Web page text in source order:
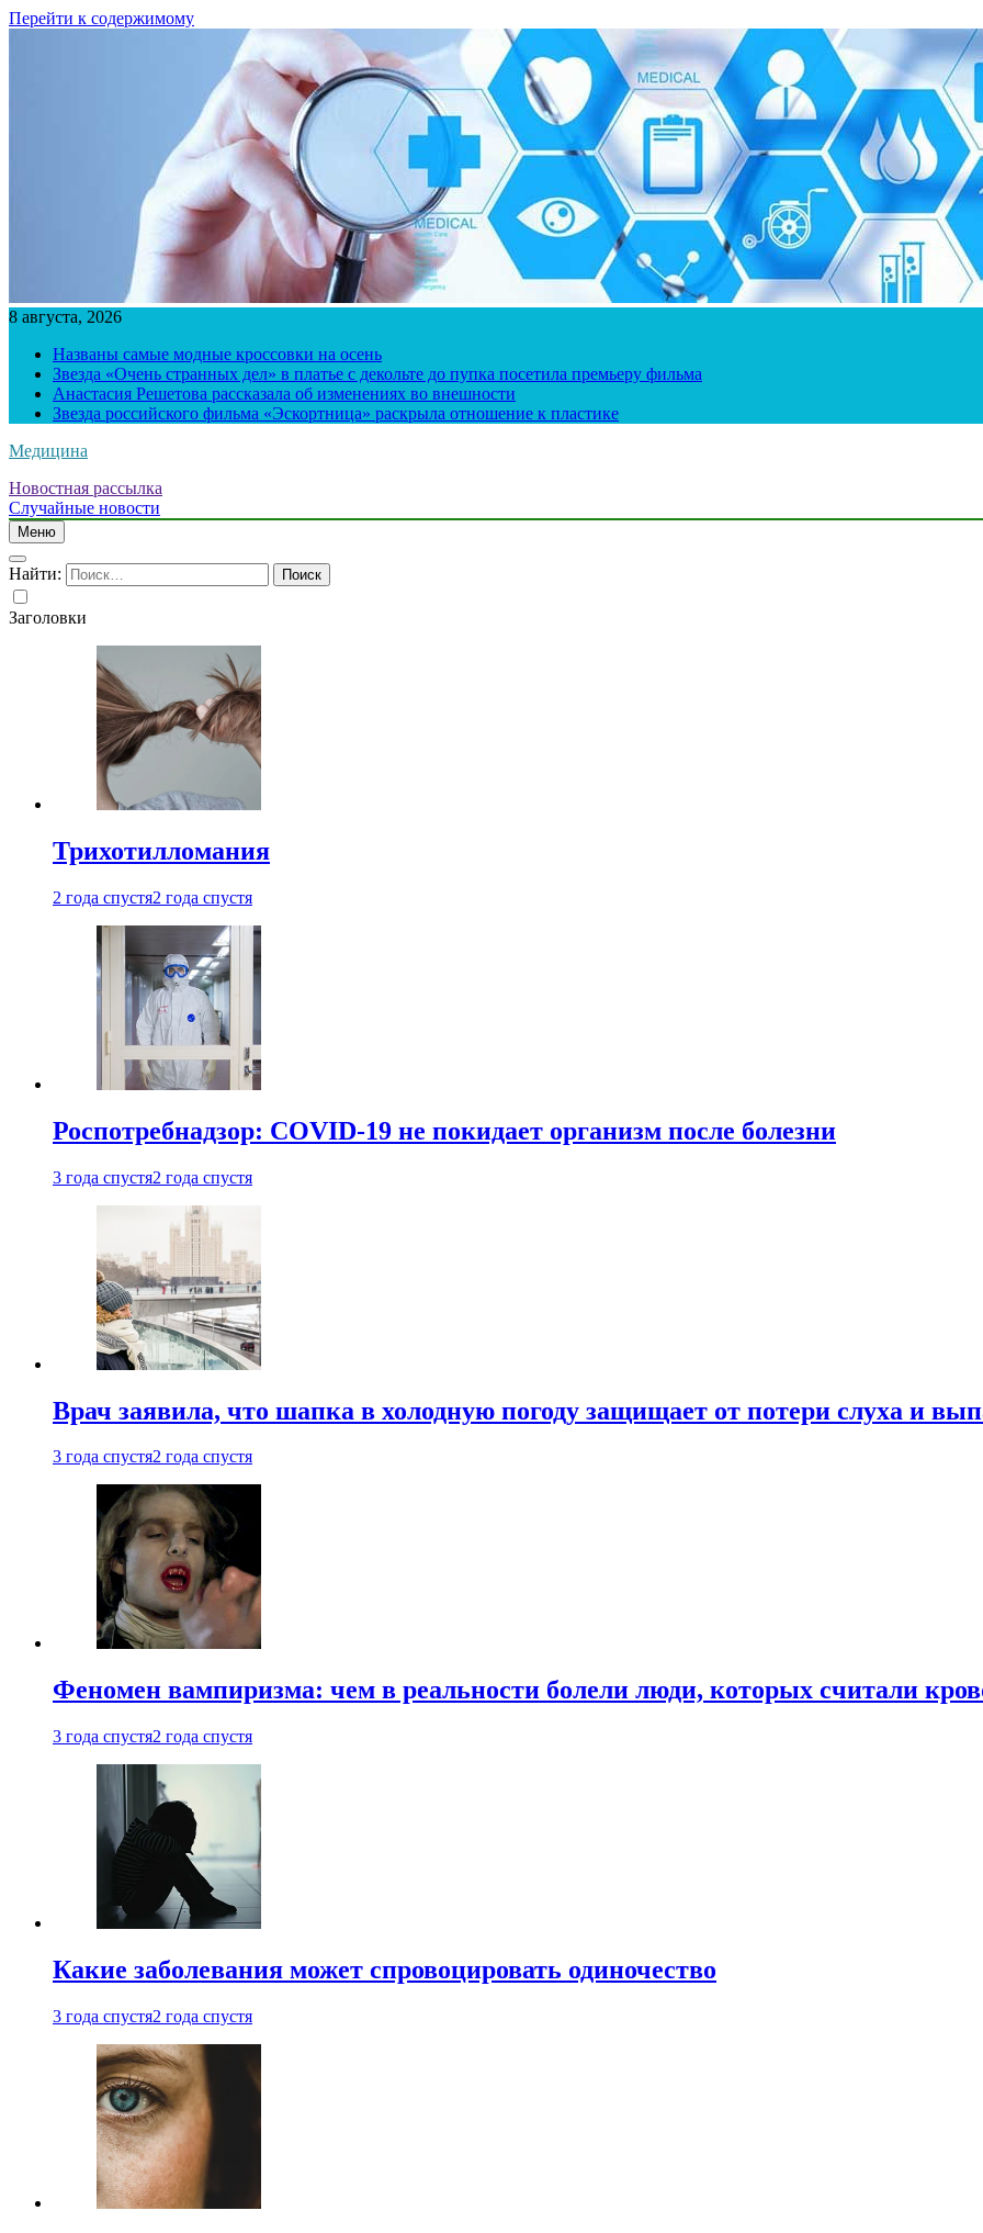
Перейти к содержимому
8 августа, 2026
Названы самые модные кроссовки на осень
Звезда «Очень странных дел» в платье с декольте до пупка посетила премьеру фильма
Анастасия Решетова рассказала об изменениях во внешности
Звезда российского фильма «Эскортница» раскрыла отношение к пластике
Медицина
Новостная рассылка
Случайные новости
Меню
Найти:
Заголовки
Трихотилломания
2 года спустя2 года спустя
Роспотребнадзор: COVID-19 не покидает организм после болезни
3 года спустя2 года спустя
Врач заявила, что шапка в холодную погоду защищает от потери слуха и
3 года спустя2 года спустя
Феномен вампиризма: чем в реальности болели люди, которых считали
3 года спустя2 года спустя
Какие заболевания может спровоцировать одиночество
3 года спустя2 года спустя